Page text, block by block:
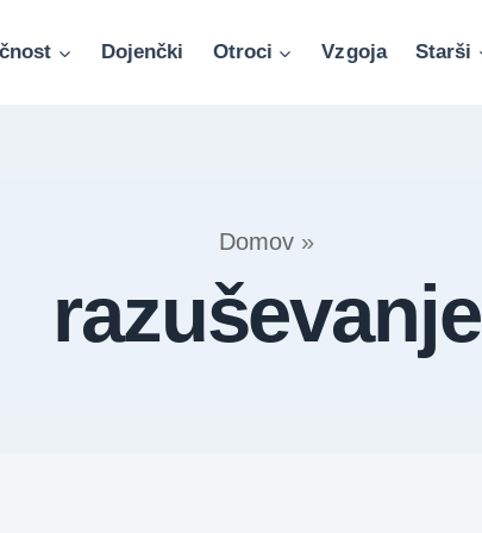
Dojenčki Otroci Vzgoja Starši
Domov »
razuševanje